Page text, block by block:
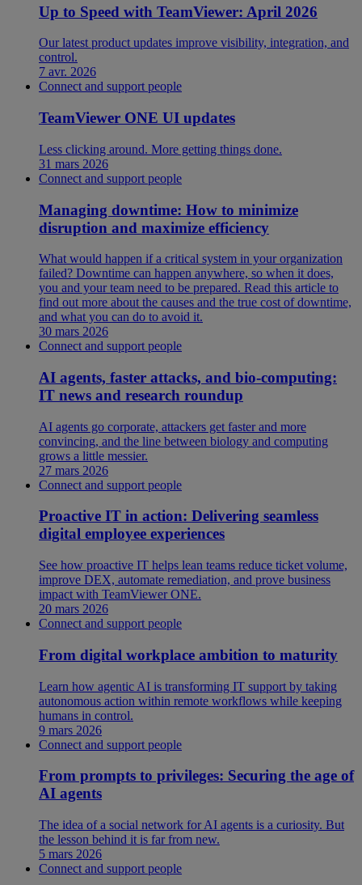
Up to Speed with TeamViewer: April 2026
Our latest product updates improve visibility, integration, and
control.
7 avr. 2026
Connect and support people
TeamViewer ONE UI updates
Less clicking around. More getting things done.
31 mars 2026
Connect and support people
Managing downtime: How to minimize
disruption and maximize efficiency
What would happen if a critical system in your organization
failed? Downtime can happen anywhere, so when it does,
you and your team need to be prepared. Read this article to
find out more about the causes and the true cost of downtime,
and what you can do to avoid it.
30 mars 2026
Connect and support people
AI agents, faster attacks, and bio-computing:
IT news and research roundup
AI agents go corporate, attackers get faster and more
convincing, and the line between biology and computing
grows a little messier.
27 mars 2026
Connect and support people
Proactive IT in action: Delivering seamless
digital employee experiences
See how proactive IT helps lean teams reduce ticket volume,
improve DEX, automate remediation, and prove business
impact with TeamViewer ONE.
20 mars 2026
Connect and support people
From digital workplace ambition to maturity
Learn how agentic AI is transforming IT support by taking
autonomous action within remote workflows while keeping
humans in control.
9 mars 2026
Connect and support people
From prompts to privileges: Securing the age of
AI agents
The idea of a social network for AI agents is a curiosity. But
the lesson behind it is far from new.
5 mars 2026
Connect and support people